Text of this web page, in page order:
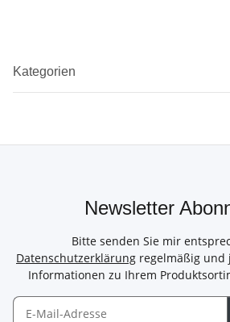
Kategorien
Newsletter
Bitte senden Sie mir
Datenschutzerklärung regelmäßig
Informationen zu Ihrem